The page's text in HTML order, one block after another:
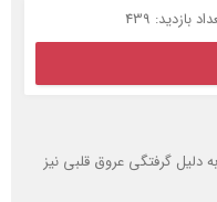
439
گرفتگی عروق قلبی نیز